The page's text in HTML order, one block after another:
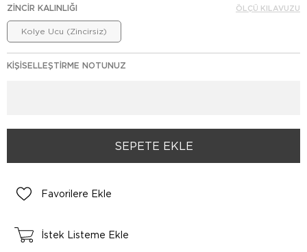
ZINCIR KALINLIĞI
Kolye Ucu (Zincirsiz)
ÖLÇÜ KILAVUZU
KIŞISELLEŞTIRME NOTUNUZ
Favorilere Ekle
İstek Listeme Ekle